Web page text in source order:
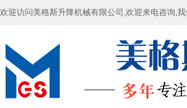
欢迎访问美格斯升降机械有限公司,欢迎来电咨询,我